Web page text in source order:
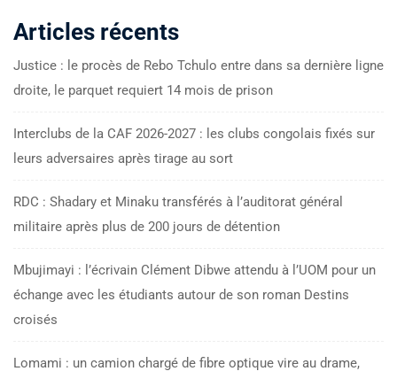
Articles récents
Justice : le procès de Rebo Tchulo entre dans sa dernière ligne
droite, le parquet requiert 14 mois de prison
Interclubs de la CAF 2026-2027 : les clubs congolais fixés sur
leurs adversaires après tirage au sort
RDC : Shadary et Minaku transférés à l’auditorat général
militaire après plus de 200 jours de détention
Mbujimayi : l’écrivain Clément Dibwe attendu à l’UOM pour un
échange avec les étudiants autour de son roman Destins
croisés
Lomami : un camion chargé de fibre optique vire au drame,